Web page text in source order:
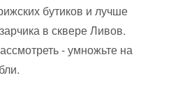
бутиков и лучше
в сквере Ливов.
- умножьте на